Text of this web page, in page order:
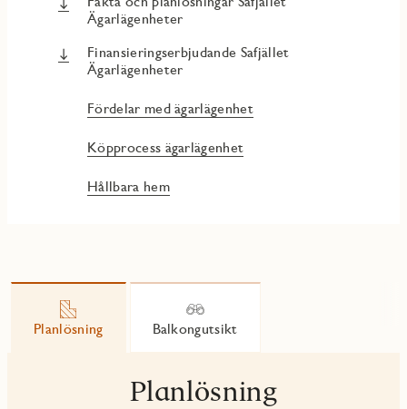
Ägarlägenheter
Finansieringserbjudande Safjället
Ägarlägenheter
Fördelar med ägarlägenhet
Köpprocess ägarlägenhet
Hållbara hem
Planlösning Balkongutsikt
Planlösning